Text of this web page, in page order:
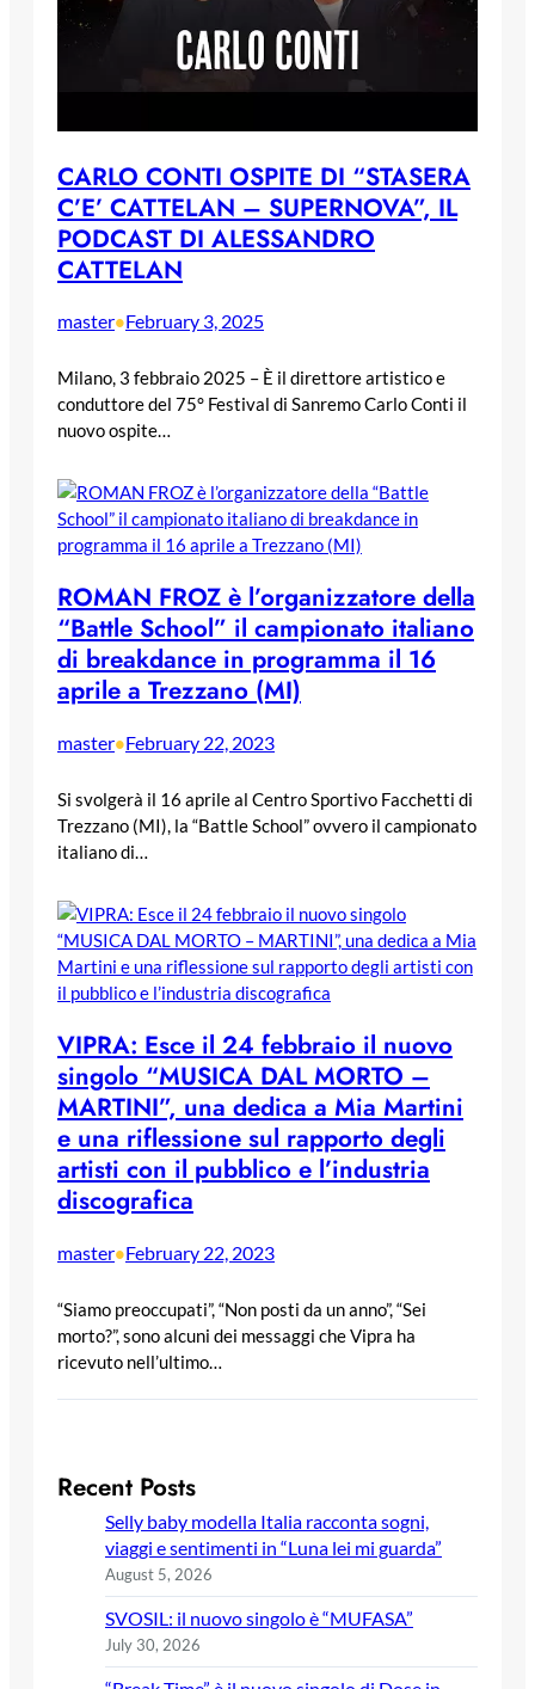
CARLO CONTI OSPITE DI “STASERA
C’E’ CATTELAN – SUPERNOVA”, IL
PODCAST DI ALESSANDRO
CATTELAN
master•February 3, 2025
Milano, 3 febbraio 2025 – È il direttore artistico e
conduttore del 75° Festival di Sanremo Carlo Conti il
nuovo ospite…
ROMAN FROZ è l’organizzatore della
“Battle School” il campionato italiano
di breakdance in programma il 16
aprile a Trezzano (MI)
master•February 22, 2023
Si svolgerà il 16 aprile al Centro Sportivo Facchetti di
Trezzano (MI), la “Battle School” ovvero il campionato
italiano di…
VIPRA: Esce il 24 febbraio il nuovo
singolo “MUSICA DAL MORTO –
MARTINI”, una dedica a Mia Martini
e una riflessione sul rapporto degli
artisti con il pubblico e l’industria
discografica
master•February 22, 2023
“Siamo preoccupati”, “Non posti da un anno”, “Sei
morto?”, sono alcuni dei messaggi che Vipra ha
ricevuto nell’ultimo…
Recent Posts
Selly baby modella Italia racconta sogni,
viaggi e sentimenti in “Luna lei mi guarda”
August 5, 2026
SVOSIL: il nuovo singolo è “MUFASA”
July 30, 2026